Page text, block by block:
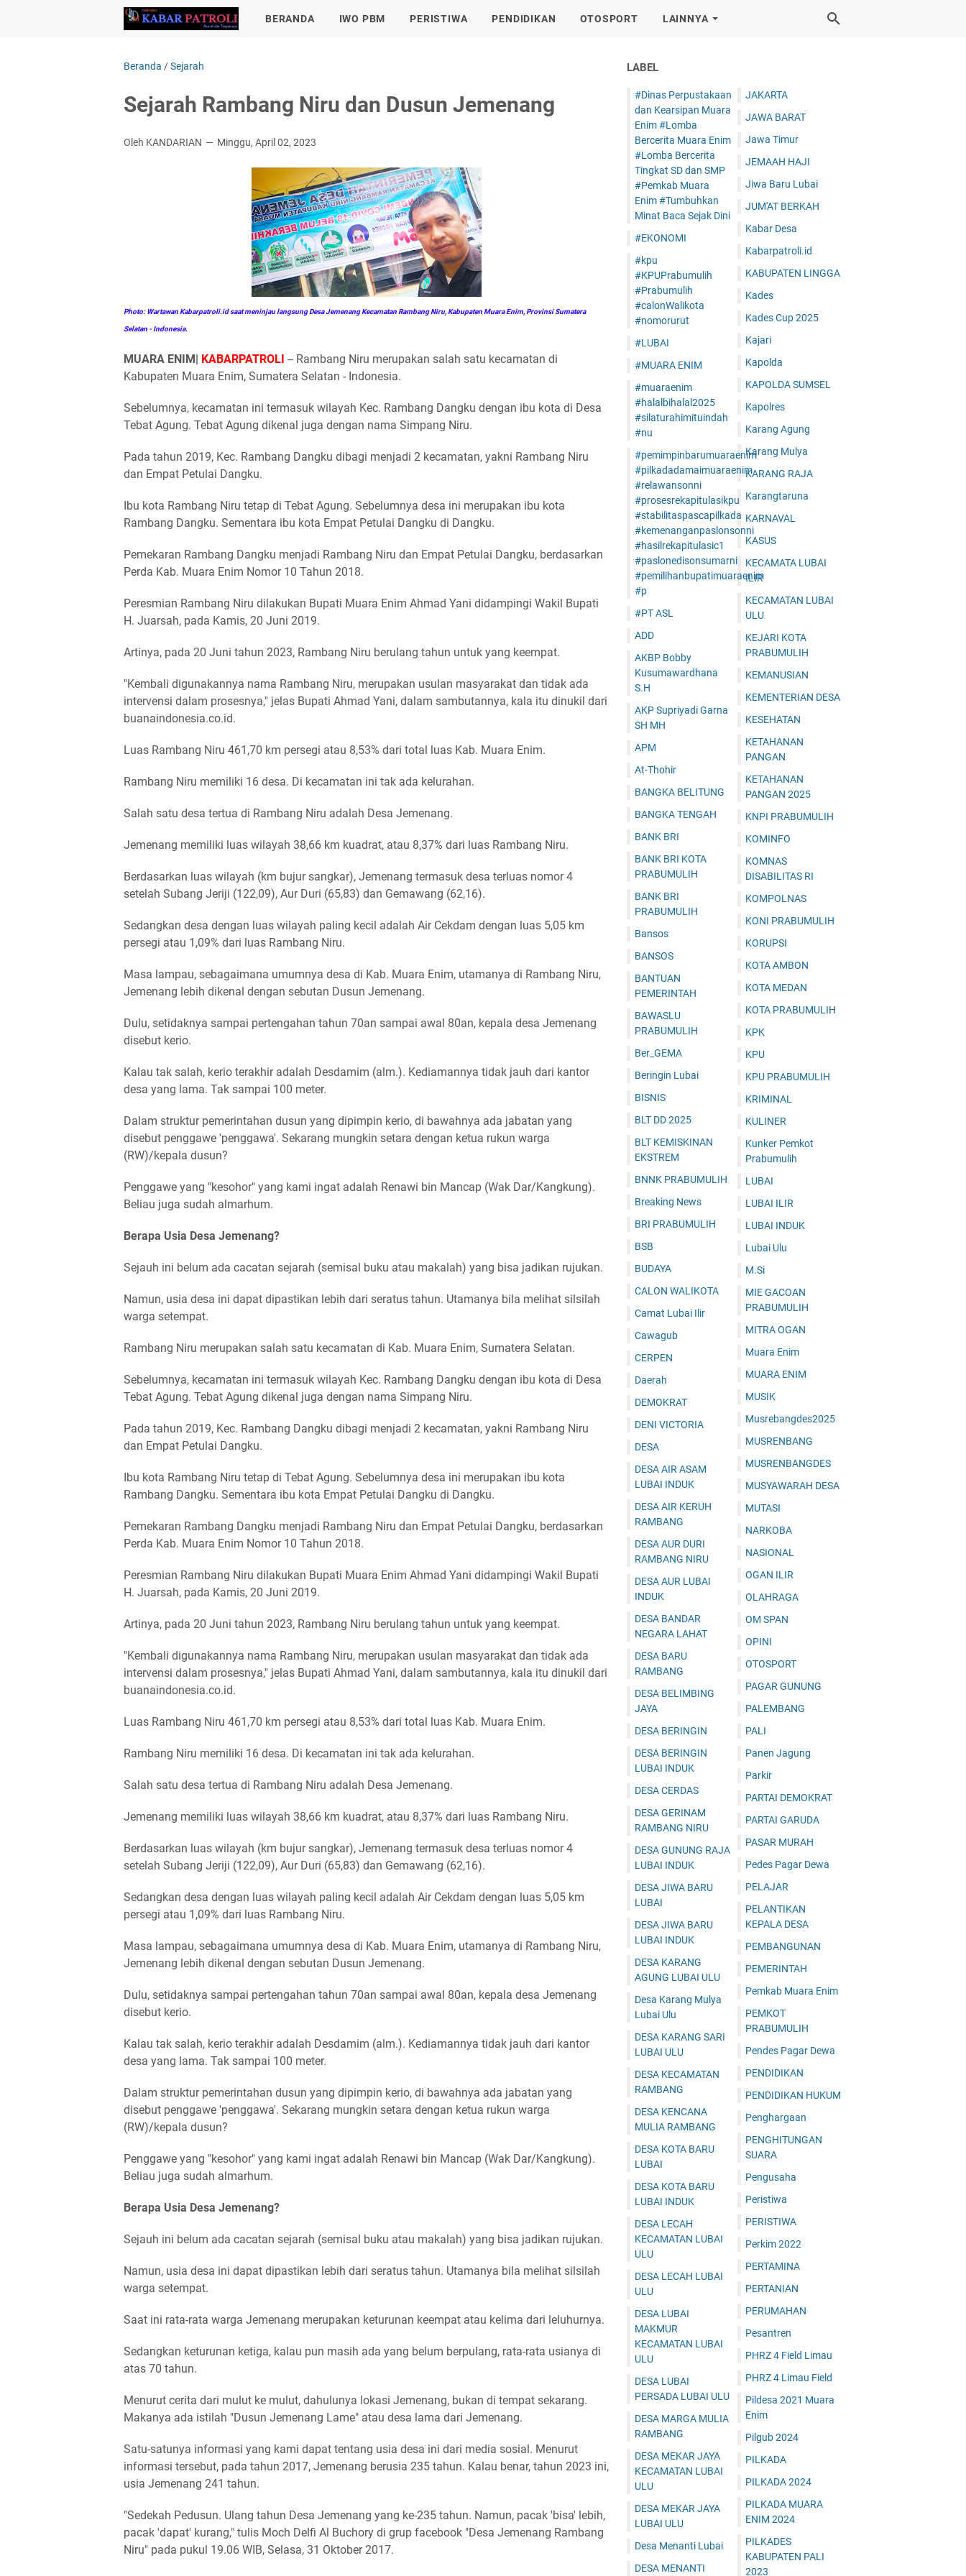
BERANDA IWO PBM PERISTIWA PENDIDIKAN OTOSPORT LAINNYA
Beranda /Sejarah
Sejarah Rambang Niru dan Dusun Jemenang
Oleh KANDARIAN Minggu, April 02, 2023
Photo: Wartawan Kabarpatroli.id saat meninjau langsung Desa Jemenang Kecamatan Rambang Niru, Kabupaten Muara Enim, Provinsi Sumatera
Selatan - Indonesia.
MUARA ENIM| KABARPATROLI -- Rambang Niru merupakan salah satu kecamatan di
Kabupaten Muara Enim, Sumatera Selatan - Indonesia.
Sebelumnya, kecamatan ini termasuk wilayah Kec. Rambang Dangku dengan ibu kota di Desa
Tebat Agung. Tebat Agung dikenal juga dengan nama Simpang Niru.
Pada tahun 2019, Kec. Rambang Dangku dibagi menjadi 2 kecamatan, yakni Rambang Niru
dan Empat Petulai Dangku.
Ibu kota Rambang Niru tetap di Tebat Agung. Sebelumnya desa ini merupakan ibu kota
Rambang Dangku. Sementara ibu kota Empat Petulai Dangku di Dangku.
Pemekaran Rambang Dangku menjadi Rambang Niru dan Empat Petulai Dangku, berdasarkan
Perda Kab. Muara Enim Nomor 10 Tahun 2018.
Peresmian Rambang Niru dilakukan Bupati Muara Enim Ahmad Yani didampingi Wakil Bupati
H. Juarsah, pada Kamis, 20 Juni 2019.
Artinya, pada 20 Juni tahun 2023, Rambang Niru berulang tahun untuk yang keempat.
"Kembali digunakannya nama Rambang Niru, merupakan usulan masyarakat dan tidak ada
intervensi dalam prosesnya," jelas Bupati Ahmad Yani, dalam sambutannya, kala itu dinukil dari
buanaindonesia.co.id.
Luas Rambang Niru 461,70 km persegi atau 8,53% dari total luas Kab. Muara Enim.
Rambang Niru memiliki 16 desa. Di kecamatan ini tak ada kelurahan.
Salah satu desa tertua di Rambang Niru adalah Desa Jemenang.
Jemenang memiliki luas wilayah 38,66 km kuadrat, atau 8,37% dari luas Rambang Niru.
Berdasarkan luas wilayah (km bujur sangkar), Jemenang termasuk desa terluas nomor 4
setelah Subang Jeriji (122,09), Aur Duri (65,83) dan Gemawang (62,16).
Sedangkan desa dengan luas wilayah paling kecil adalah Air Cekdam dengan luas 5,05 km
persegi atau 1,09% dari luas Rambang Niru.
Masa lampau, sebagaimana umumnya desa di Kab. Muara Enim, utamanya di Rambang Niru,
Jemenang lebih dikenal dengan sebutan Dusun Jemenang.
Dulu, setidaknya sampai pertengahan tahun 70an sampai awal 80an, kepala desa Jemenang
disebut kerio.
Kalau tak salah, kerio terakhir adalah Desdamim (alm.). Kediamannya tidak jauh dari kantor
desa yang lama. Tak sampai 100 meter.
Dalam struktur pemerintahan dusun yang dipimpin kerio, di bawahnya ada jabatan yang
disebut penggawe 'penggawa'. Sekarang mungkin setara dengan ketua rukun warga
(RW)/kepala dusun?
Penggawe yang "kesohor" yang kami ingat adalah Renawi bin Mancap (Wak Dar/Kangkung).
Beliau juga sudah almarhum.
Berapa Usia Desa Jemenang?
Sejauh ini belum ada cacatan sejarah (semisal buku atau makalah) yang bisa jadikan rujukan.
Namun, usia desa ini dapat dipastikan lebih dari seratus tahun. Utamanya bila melihat silsilah
warga setempat.
Rambang Niru merupakan salah satu kecamatan di Kab. Muara Enim, Sumatera Selatan.
Sebelumnya, kecamatan ini termasuk wilayah Kec. Rambang Dangku dengan ibu kota di Desa
Tebat Agung. Tebat Agung dikenal juga dengan nama Simpang Niru.
Pada tahun 2019, Kec. Rambang Dangku dibagi menjadi 2 kecamatan, yakni Rambang Niru
dan Empat Petulai Dangku.
Ibu kota Rambang Niru tetap di Tebat Agung. Sebelumnya desa ini merupakan ibu kota
Rambang Dangku. Sementara ibu kota Empat Petulai Dangku di Dangku.
Pemekaran Rambang Dangku menjadi Rambang Niru dan Empat Petulai Dangku, berdasarkan
Perda Kab. Muara Enim Nomor 10 Tahun 2018.
Peresmian Rambang Niru dilakukan Bupati Muara Enim Ahmad Yani didampingi Wakil Bupati
H. Juarsah, pada Kamis, 20 Juni 2019.
Artinya, pada 20 Juni tahun 2023, Rambang Niru berulang tahun untuk yang keempat.
"Kembali digunakannya nama Rambang Niru, merupakan usulan masyarakat dan tidak ada
intervensi dalam prosesnya," jelas Bupati Ahmad Yani, dalam sambutannya, kala itu dinukil dari
buanaindonesia.co.id.
Luas Rambang Niru 461,70 km persegi atau 8,53% dari total luas Kab. Muara Enim.
Rambang Niru memiliki 16 desa. Di kecamatan ini tak ada kelurahan.
Salah satu desa tertua di Rambang Niru adalah Desa Jemenang.
Jemenang memiliki luas wilayah 38,66 km kuadrat, atau 8,37% dari luas Rambang Niru.
Berdasarkan luas wilayah (km bujur sangkar), Jemenang termasuk desa terluas nomor 4
setelah Subang Jeriji (122,09), Aur Duri (65,83) dan Gemawang (62,16).
Sedangkan desa dengan luas wilayah paling kecil adalah Air Cekdam dengan luas 5,05 km
persegi atau 1,09% dari luas Rambang Niru.
Masa lampau, sebagaimana umumnya desa di Kab. Muara Enim, utamanya di Rambang Niru,
Jemenang lebih dikenal dengan sebutan Dusun Jemenang.
Dulu, setidaknya sampai pertengahan tahun 70an sampai awal 80an, kepala desa Jemenang
disebut kerio.
Kalau tak salah, kerio terakhir adalah Desdamim (alm.). Kediamannya tidak jauh dari kantor
desa yang lama. Tak sampai 100 meter.
Dalam struktur pemerintahan dusun yang dipimpin kerio, di bawahnya ada jabatan yang
disebut penggawe 'penggawa'. Sekarang mungkin setara dengan ketua rukun warga
(RW)/kepala dusun?
Penggawe yang "kesohor" yang kami ingat adalah Renawi bin Mancap (Wak Dar/Kangkung).
Beliau juga sudah almarhum.
Berapa Usia Desa Jemenang?
Sejauh ini belum ada cacatan sejarah (semisal buku atau makalah) yang bisa jadikan rujukan.
Namun, usia desa ini dapat dipastikan lebih dari seratus tahun. Utamanya bila melihat silsilah
warga setempat.
Saat ini rata-rata warga Jemenang merupakan keturunan keempat atau kelima dari leluhurnya.
Sedangkan keturunan ketiga, kalau pun masih ada yang belum berpulang, rata-rata usianya di
atas 70 tahun.
Menurut cerita dari mulut ke mulut, dahulunya lokasi Jemenang, bukan di tempat sekarang.
Makanya ada istilah "Dusun Jemenang Lame" atau desa lama dari Jemenang.
Satu-satunya informasi yang kami dapat tentang usia desa ini dari media sosial. Menurut
informasi tersebut, pada tahun 2017, Jemenang berusia 235 tahun. Kalau benar, tahun 2023 ini,
usia Jemenang 241 tahun.
"Sedekah Pedusun. Ulang tahun Desa Jemenang yang ke-235 tahun. Namun, pacak 'bisa' lebih,
pacak 'dapat' kurang," tulis Moch Delfi Al Buchory di grup facebook "Desa Jemenang Rambang
Niru" pada pukul 19.06 WIB, Selasa, 31 Oktober 2017.
LABEL
#Dinas Perpustakaan
dan Kearsipan Muara
Enim #Lomba
Bercerita Muara Enim
#Lomba Bercerita
Tingkat SD dan SMP
#Pemkab Muara
Enim #Tumbuhkan
Minat Baca Sejak Dini
#EKONOMI
#kpu
#KPUPrabumulih
#Prabumulih
#calonWalikota
#nomorurut
#LUBAI
#MUARA ENIM
#muaraenim
#halalbihalal2025
#silaturahimituindah
#nu
#pemimpinbarumuaraenim
#pilkadadamaimuaraenim
#relawansonni
#prosesrekapitulasikpu
#stabilitaspascapilkada
#kemenanganpaslonsonni
#hasilrekapitulasic1
#paslonedisonsumarni
#pemilihanbupatimuaraenim
#p
#PT ASL
ADD
AKBP Bobby
Kusumawardhana
S.H
AKP Supriyadi Garna
SH MH
APM
At-Thohir
BANGKA BELITUNG
BANGKA TENGAH
BANK BRI
BANK BRI KOTA
PRABUMULIH
BANK BRI
PRABUMULIH
Bansos
BANSOS
BANTUAN
PEMERINTAH
BAWASLU
PRABUMULIH
Ber_GEMA
Beringin Lubai
BISNIS
BLT DD 2025
BLT KEMISKINAN
EKSTREM
BNNK PRABUMULIH
Breaking News
BRI PRABUMULIH
BSB
BUDAYA
CALON WALIKOTA
Camat Lubai Ilir
Cawagub
CERPEN
Daerah
DEMOKRAT
DENI VICTORIA
DESA
DESA AIR ASAM
LUBAI INDUK
DESA AIR KERUH
RAMBANG
DESA AUR DURI
RAMBANG NIRU
DESA AUR LUBAI
INDUK
DESA BANDAR
NEGARA LAHAT
DESA BARU
RAMBANG
DESA BELIMBING
JAYA
DESA BERINGIN
DESA BERINGIN
LUBAI INDUK
DESA CERDAS
DESA GERINAM
RAMBANG NIRU
DESA GUNUNG RAJA
LUBAI INDUK
DESA JIWA BARU
LUBAI
DESA JIWA BARU
LUBAI INDUK
DESA KARANG
AGUNG LUBAI ULU
Desa Karang Mulya
Lubai Ulu
DESA KARANG SARI
LUBAI ULU
DESA KECAMATAN
RAMBANG
DESA KENCANA
MULIA RAMBANG
DESA KOTA BARU
LUBAI
DESA KOTA BARU
LUBAI INDUK
DESA LECAH
KECAMATAN LUBAI
ULU
DESA LECAH LUBAI
ULU
DESA LUBAI
MAKMUR
KECAMATAN LUBAI
ULU
DESA LUBAI
PERSADA LUBAI ULU
DESA MARGA MULIA
RAMBANG
DESA MEKAR JAYA
KECAMATAN LUBAI
ULU
DESA MEKAR JAYA
LUBAI ULU
Desa Menanti Lubai
DESA MENANTI
JAKARTA
JAWA BARAT
Jawa Timur
JEMAAH HAJI
Jiwa Baru Lubai
JUM'AT BERKAH
Kabar Desa
Kabarpatroli.id
KABUPATEN LINGGA
Kades
Kades Cup 2025
Kajari
Kapolda
KAPOLDA SUMSEL
Kapolres
Karang Agung
Karang Mulya
KARANG RAJA
Karangtaruna
KARNAVAL
KASUS
KECAMATA LUBAI
ILIR
KECAMATAN LUBAI
ULU
KEJARI KOTA
PRABUMULIH
KEMANUSIAN
KEMENTERIAN DESA
KESEHATAN
KETAHANAN
PANGAN
KETAHANAN
PANGAN 2025
KNPI PRABUMULIH
KOMINFO
KOMNAS
DISABILITAS RI
KOMPOLNAS
KONI PRABUMULIH
KORUPSI
KOTA AMBON
KOTA MEDAN
KOTA PRABUMULIH
KPK
KPU
KPU PRABUMULIH
KRIMINAL
KULINER
Kunker Pemkot
Prabumulih
LUBAI
LUBAI ILIR
LUBAI INDUK
Lubai Ulu
M.Si
MIE GACOAN
PRABUMULIH
MITRA OGAN
Muara Enim
MUARA ENIM
MUSIK
Musrebangdes2025
MUSRENBANG
MUSRENBANGDES
MUSYAWARAH DESA
MUTASI
NARKOBA
NASIONAL
OGAN ILIR
OLAHRAGA
OM SPAN
OPINI
OTOSPORT
PAGAR GUNUNG
PALEMBANG
PALI
Panen Jagung
Parkir
PARTAI DEMOKRAT
PARTAI GARUDA
PASAR MURAH
Pedes Pagar Dewa
PELAJAR
PELANTIKAN
KEPALA DESA
PEMBANGUNAN
PEMERINTAH
Pemkab Muara Enim
PEMKOT
PRABUMULIH
Pendes Pagar Dewa
PENDIDIKAN
PENDIDIKAN HUKUM
Penghargaan
PENGHITUNGAN
SUARA
Pengusaha
Peristiwa
PERISTIWA
Perkim 2022
PERTAMINA
PERTANIAN
PERUMAHAN
Pesantren
PHRZ 4 Field Limau
PHRZ 4 Limau Field
Pildesa 2021 Muara
Enim
Pilgub 2024
PILKADA
PILKADA 2024
PILKADA MUARA
ENIM 2024
PILKADES
KABUPATEN PALI
2023